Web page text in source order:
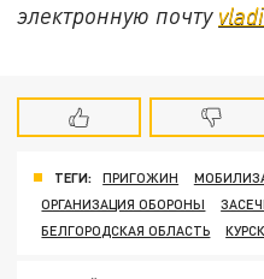
электронную почту
ТЕГИ: ПРИГОЖИН
ОРГАНИЗАЦИЯ ОБОРОНЫ
БЕЛГОРОДСКАЯ ОБЛАСТЬ